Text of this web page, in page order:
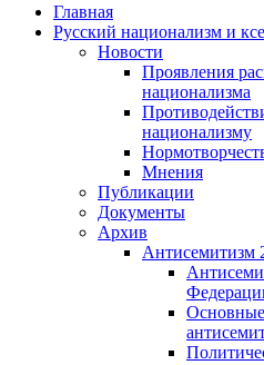
Главная
Русский национализм и
Новости
Проявления
национализма
национализму
Мнения
Публикации
Документы
Архив
Антисемитизм